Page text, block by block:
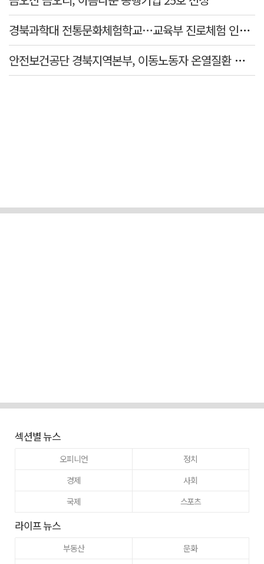
경북과학대 전통문화체험학교…교육부 진로체험 인증기관 선정
안전보건공단 경북지역본부, 이동노동자 온열질환 예방 캠페인
섹션별 뉴스
오피니언
정치
경제
사회
국제
스포츠
라이프 뉴스
부동산
문화